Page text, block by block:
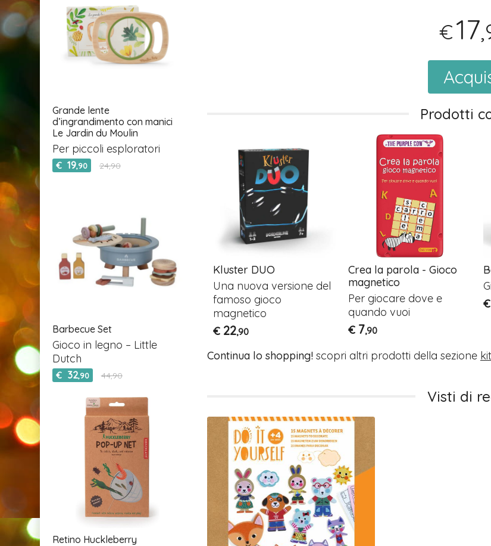
€17
Prodotti
Line
Backgammon - Magnetic
Line
€ 7,90
Kluster DUO
Una nuova versione del
famoso gioco
magnetico
€ 22,90
Crea la parola - Gioco
magnetico
Per giocare dove e
quando vuoi
€ 7,90
€
Continua lo shopping!scopri altri prodotti della sezione
Visti di
Grande lente
d’ingrandimento con manici
Le Jardin du Moulin
Per piccoli esploratori
€ 19,90 24,90
Barbecue Set
Gioco in legno – Little
Dutch
€ 32,90 44,90
Retino Huckleberry